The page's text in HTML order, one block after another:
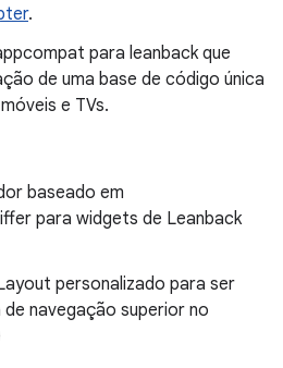
.
para leanback que
de uma base de código única
e TVs.
baseado em
para widgets de Leanback
personalizado para ser
navegação superior no